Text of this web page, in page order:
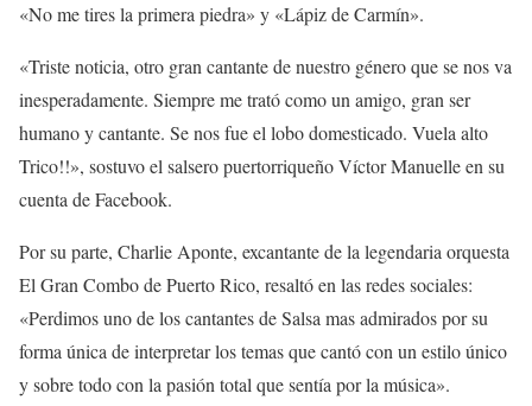
«No me tires la primera piedra» y «Lápiz de Carmín».
«Triste noticia, otro gran cantante de nuestro género que se nos va
inesperadamente. Siempre me trató como un amigo, gran ser
humano y cantante. Se nos fue el lobo domesticado. Vuela alto
Trico!!», sostuvo el salsero puertorriqueño Víctor Manuelle en su
cuenta de Facebook.
Por su parte, Charlie Aponte, excantante de la legendaria orquesta
El Gran Combo de Puerto Rico, resaltó en las redes sociales:
«Perdimos uno de los cantantes de Salsa mas admirados por su
forma única de interpretar los temas que cantó con un estilo único
y sobre todo con la pasión total que sentía por la música».